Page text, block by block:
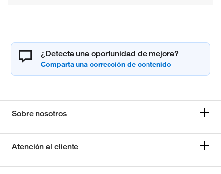
¿Detecta una oportunidad de mejora?
Sobre nosotros
Atención al cliente